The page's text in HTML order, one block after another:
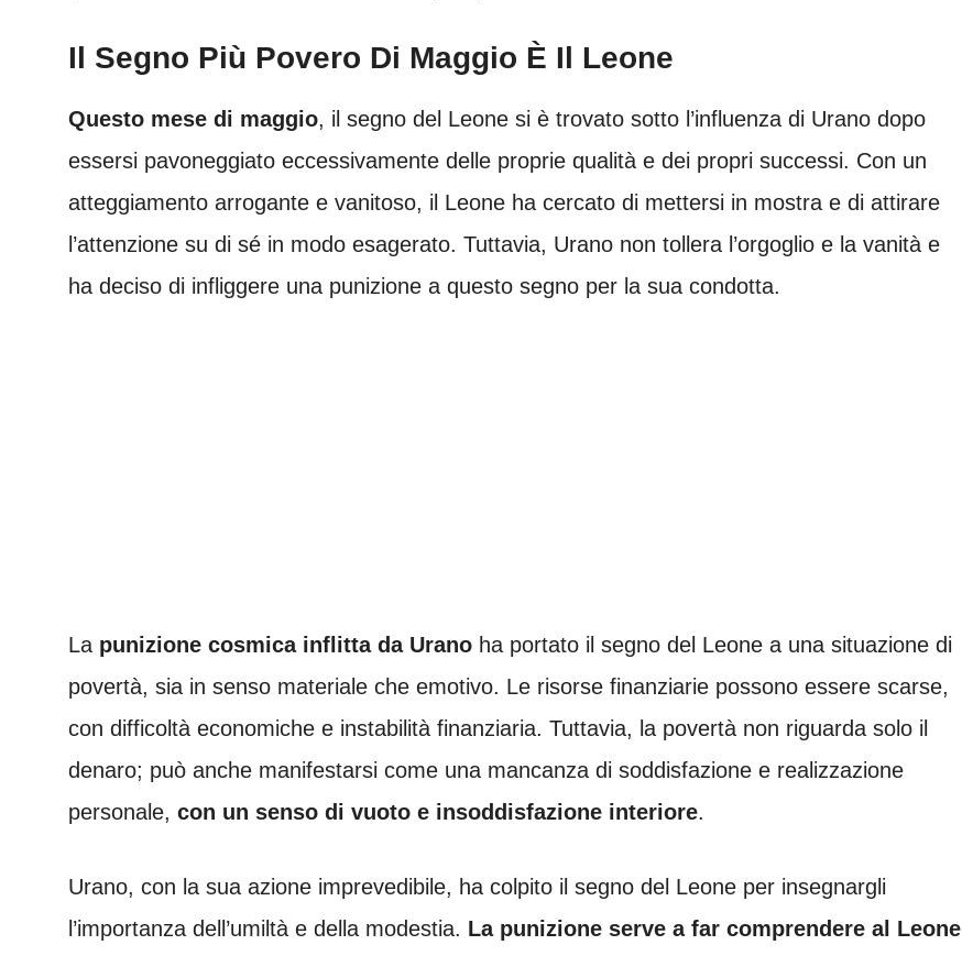
Il Segno Più Povero Di Maggio È Il Leone
Questo mese di maggio, il segno del Leone si è trovato sotto l’influenza di Urano dopo
essersi pavoneggiato eccessivamente delle proprie qualità e dei propri successi. Con un
atteggiamento arrogante e vanitoso, il Leone ha cercato di mettersi in mostra e di attirare
l’attenzione su di sé in modo esagerato. Tuttavia, Urano non tollera l’orgoglio e la vanità e
ha deciso di infliggere una punizione a questo segno per la sua condotta.
La punizione cosmica inflitta da Urano ha portato il segno del Leone a una situazione di
povertà, sia in senso materiale che emotivo. Le risorse finanziarie possono essere scarse,
con difficoltà economiche e instabilità finanziaria. Tuttavia, la povertà non riguarda solo il
denaro; può anche manifestarsi come una mancanza di soddisfazione e realizzazione
personale, con un senso di vuoto e insoddisfazione interiore.
Urano, con la sua azione imprevedibile, ha colpito il segno del Leone per insegnargli
l’importanza dell’umiltà e della modestia. La punizione serve a far comprendere al Leone